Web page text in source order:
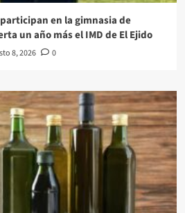
en la gimnasia de
un año más el IMD de El Ejido
8, 2026 0